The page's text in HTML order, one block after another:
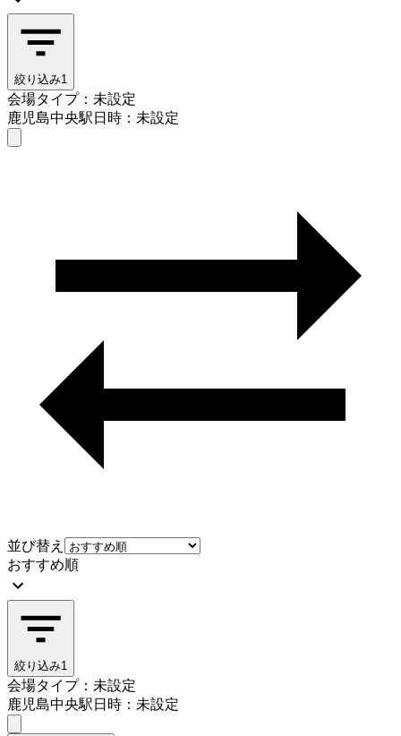
絞り込み1
会場タイプ：未設定
鹿児島中央駅日時：未設定
並び替え
おすすめ順
絞り込み1
会場タイプ：未設定
鹿児島中央駅日時：未設定